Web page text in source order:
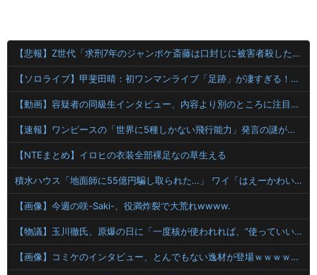
【悲報】Z世代「求刑7年のジャンポケ斎藤は口封じに被害者殺した方が量刑軽かっただろ」←1万いいね
【ソロライブ】甲斐田晴：初ワンマンライブ「足跡」が凄すぎる！千客万来の熱狂
【動画】容疑者の同級生インタビュー、内容より別のところに注目集まるｗｗｗｗ
【速報】ワンピースの「世界に5種しかない飛行能力」発言の謎が解けるww..
【NTEまとめ】イロヒの衣装全部裸足なの草生える
積水ハウス「地面師に55億円騙し取られた…」 ワイ「はえーかわいそう…会社滅茶苦茶やろなぁ」
【画像】今週の咲-Saki-、役満炸裂で大荒れwwww.
【物議】玉川徹氏、原爆の日に「一度核が使われれば、“使っていい”という世界になりかねない」
【画像】コミケのインタビュー、とんでもない逸材が登場ｗｗｗｗｗｗ 【Pickup07092041】